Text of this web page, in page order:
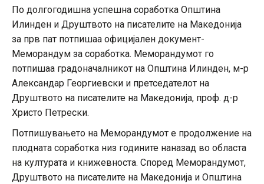
По долгогодишна успешна соработка Општина
Илинден и Друштвото на писателите на Македонија
за прв пат потпишаа официјален документ-
Меморандум за соработка. Меморандумот го
потпишаа градоначалникот на Општина Илинден, м-р
Александар Георгиевски и претседателот на
Друштвото на писателите на Македонија, проф. д-р
Христо Петрески.
Потпишувањето на Меморандумот е продолжение на
плодната соработка низ годините наназад во областа
на културата и книжевноста. Според Меморандумот,
Друштвото на писателите на Македонија и Општина